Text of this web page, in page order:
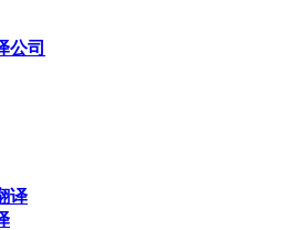
公司
译